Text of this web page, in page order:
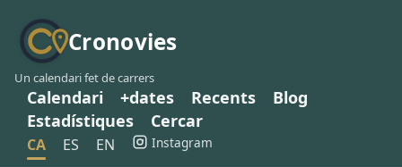
Cronovies
Un calendari fet de carrers
Calendari +dates Recents
Blog
Estadístiques
Cercar
CA ES EN Instagram